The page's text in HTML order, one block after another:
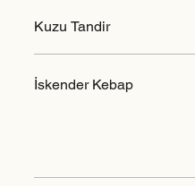
Kuzu Tandir
İskender Kebap